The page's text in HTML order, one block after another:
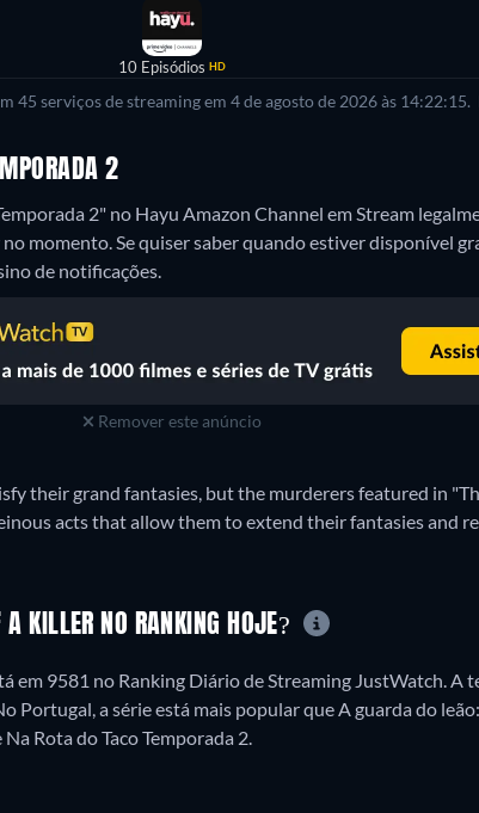
10 Episódios HD
45 serviços de streaming em 4 de agosto de 2026 às 14:22:15.
2
2" no Hayu Amazon Channel em Stream
momento. Se quiser saber quando estiver disponível
de notificações.
Remover este anúncio
their grand fantasies, but the murderers featured in
acts that allow them to extend their fantasies and
KILLER NO RANKING HOJE?
em 9581 no Ranking Diário de Streaming JustWatch. A
Portugal, a série está mais popular que A guarda do
Rota do Taco Temporada 2.